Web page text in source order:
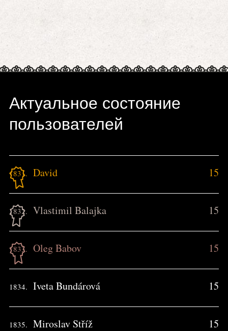
Актуальное состояние
пользователей
1831. David 15
1832. Vlastimil Balajka 15
1833. Oleg Babov 15
1834. Iveta Bundárová 15
1835. Miroslav Stříž 15